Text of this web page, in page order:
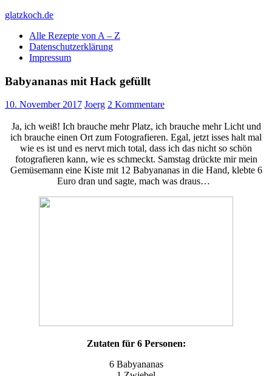
Skip
content
glatzkoch.de
Kochen für Doofe und Genießer
Alle Rezepte von A – Z
Datenschutzerklärung
Impressum
Babyananas mit Hack gefüllt
10. November 2017 Joerg 2 Kommentare
Ja, ich weiß! Ich brauche mehr Platz, ich brauche mehr Licht und
ich brauche einen Ort zum Fotografieren. Egal, jetzt isses halt mal
wie es ist und es nervt mich total, dass ich das nicht so schön
fotografieren kann, wie es schmeckt. Samstag drückte mir mein
Gemüsemann eine Kiste mit 12 Babyananas in die Hand, klebte 6
Euro dran und sagte, mach was draus…
Zutaten für 6 Personen:
6 Babyananas